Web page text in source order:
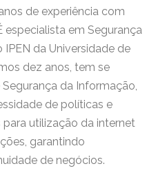
de experiência com
especialista em Segurança
da Universidade de
dez anos, tem se
da Informação,
de políticas e
utilização da internet
garantindo
de negócios.